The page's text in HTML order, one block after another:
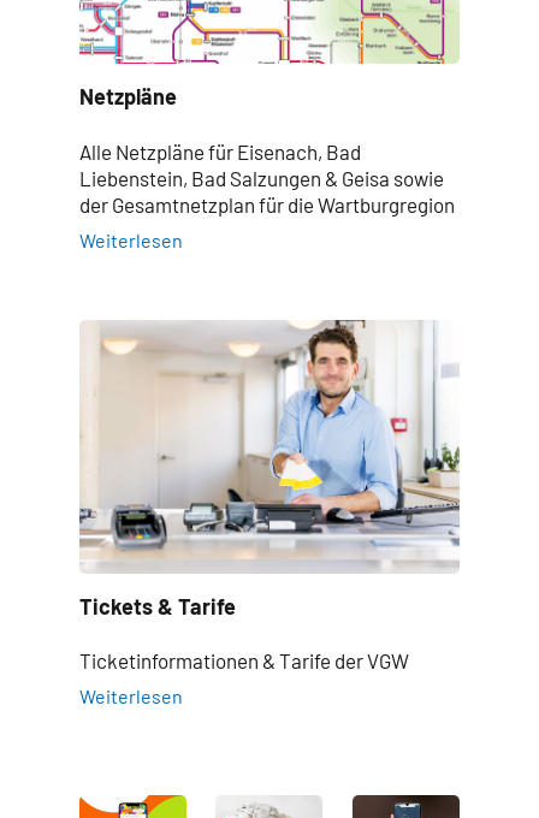
Netzpläne
Alle Netzpläne für Eisenach, Bad
Liebenstein, Bad Salzungen & Geisa sowie
der Gesamtnetzplan für die Wartburgregion
Weiterlesen
Tickets & Tarife
Ticketinformationen & Tarife der VGW
Weiterlesen